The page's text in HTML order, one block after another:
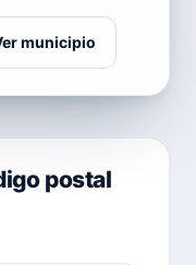
municipio
postal